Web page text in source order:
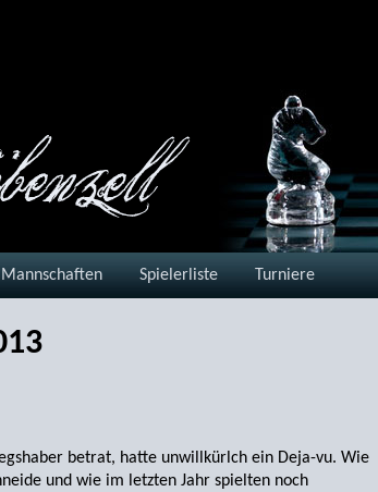
Mannschaften Spielerliste Turniere
betrat, hatte unwillkürlch ein Deja-vu. Wie
und wie im letzten Jahr spielten noch